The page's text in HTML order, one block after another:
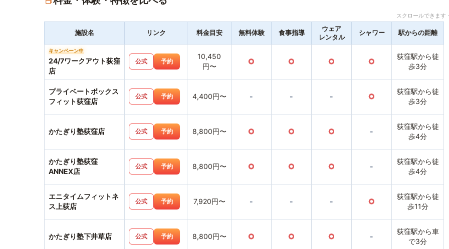
スクロールできま
施設名 リンク 料金目安 無料体験 食事指導
ウェア
レンタル
シャワー 駅からの距離
キャンペーン中
24/7ワークアウト荻窪
店
公式 予約
10,450
円〜
○ ○ ○ ○
荻窪駅から徒
歩3分
プライベートボックス
フィット荻窪店
公式 予約 4,400円〜 - - - ○
荻窪駅から徒
歩3分
かたぎり塾荻窪店 公式 予約 8,800円〜 ○ ○ ○ -
荻窪駅から徒
歩4分
かたぎり塾荻窪
ANNEX店
公式 予約 8,800円〜 ○ ○ ○ -
荻窪駅から徒
歩4分
エニタイムフィットネ
ス上荻店
公式 予約 7,920円〜 - - - ○
荻窪駅から徒
歩11分
かたぎり塾下井草店 公式 予約 8,800円〜 ○ ○ ○ -
荻窪駅から車
で3分